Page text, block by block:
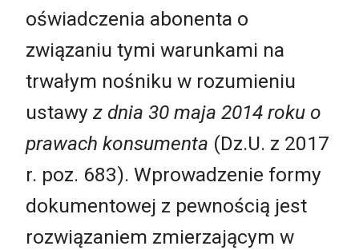
oświadczenia abonenta o
związaniu tymi warunkami na
trwałym nośniku w rozumieniu
ustawyz dnia 30 maja 2014 roku o
prawach konsumenta (Dz.U. z 2017
r. poz. 683). Wprowadzenie formy
dokumentowej z pewnością jest
rozwiązaniem zmierzającym w